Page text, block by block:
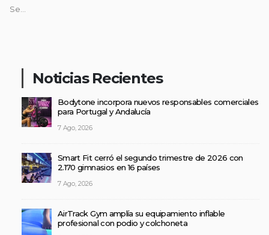
Se...
Noticias Recientes
Bodytone incorpora nuevos responsables comerciales
para Portugal y Andalucía
7 Ago, 2026
Smart Fit cerró el segundo trimestre de 2026 con
2.170 gimnasios en 16 países
7 Ago, 2026
AirTrack Gym amplía su equipamiento inflable
profesional con podio y colchoneta